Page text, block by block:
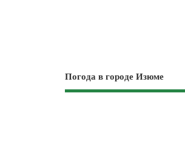
Погода в городе Изюме